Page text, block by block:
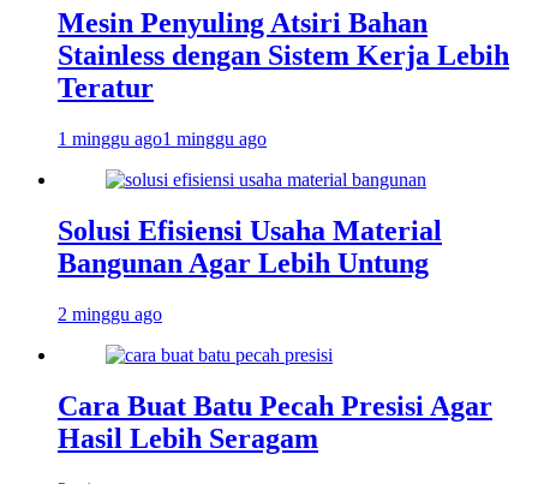
Mesin Penyuling Atsiri Bahan
Stainless dengan Sistem Kerja Lebih
Teratur
1 minggu ago1 minggu ago
Solusi Efisiensi Usaha Material
Bangunan Agar Lebih Untung
2 minggu ago
Cara Buat Batu Pecah Presisi Agar
Hasil Lebih Seragam